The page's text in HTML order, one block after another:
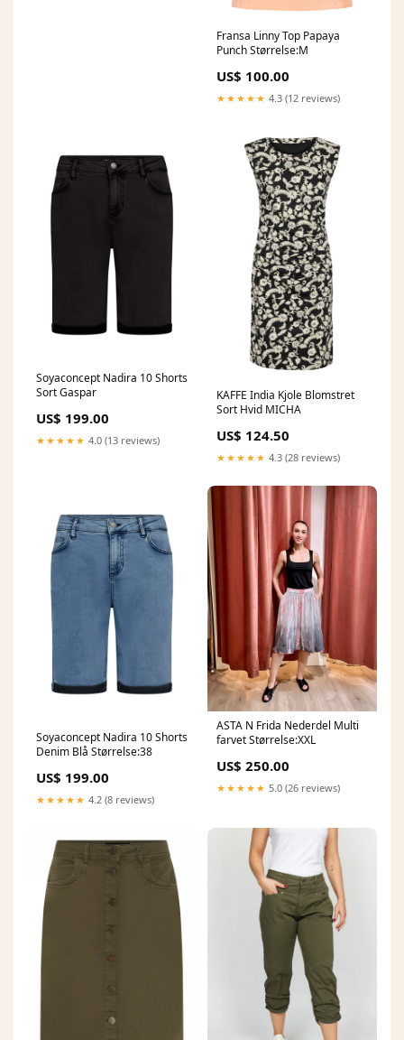
Fransa Linny Top Papaya
Punch Størrelse:M
US$ 100.00
★★★★★ 4.3 (12 reviews)
Soyaconcept Nadira 10 Shorts
Sort Gaspar
US$ 199.00
★★★★★ 4.0 (13 reviews)
KAFFE India Kjole Blomstret
Sort Hvid MICHA
US$ 124.50
★★★★★ 4.3 (28 reviews)
Soyaconcept Nadira 10 Shorts
Denim Blå Størrelse:38
US$ 199.00
★★★★★ 4.2 (8 reviews)
ASTA N Frida Nederdel Multi
farvet Størrelse:XXL
US$ 250.00
★★★★★ 5.0 (26 reviews)